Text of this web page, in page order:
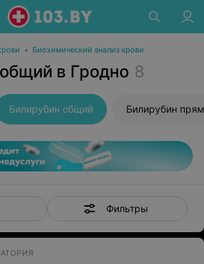
• Биохимический анализ крови
в Гродно 8
Билирубин общий Билирубин
Фильтры